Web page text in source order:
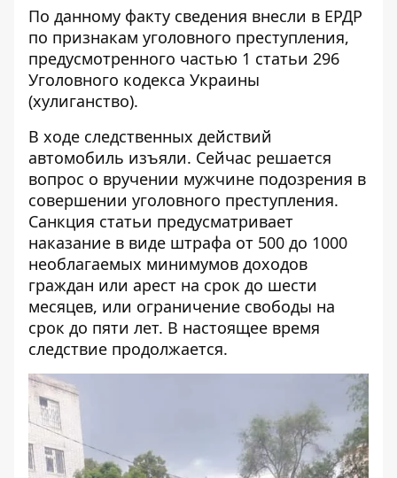
По данному факту сведения внесли в ЕРДР
по признакам уголовного преступления,
предусмотренного частью 1 статьи 296
Уголовного кодекса Украины
(хулиганство).
В ходе следственных действий
автомобиль изъяли. Сейчас решается
вопрос о вручении мужчине подозрения в
совершении уголовного преступления.
Санкция статьи предусматривает
наказание в виде штрафа от 500 до 1000
необлагаемых минимумов доходов
граждан или арест на срок до шести
месяцев, или ограничение свободы на
срок до пяти лет. В настоящее время
следствие продолжается.